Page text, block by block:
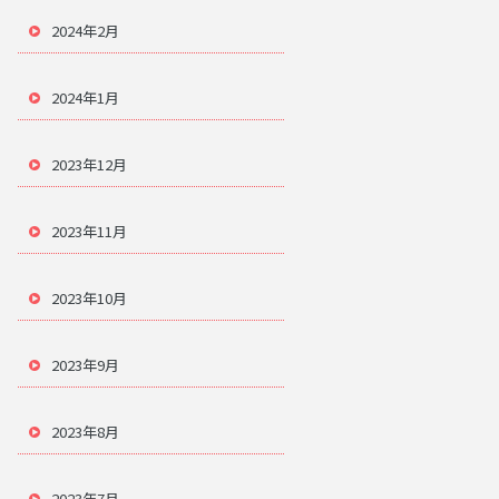
2024年2月
2024年1月
2023年12月
2023年11月
2023年10月
2023年9月
2023年8月